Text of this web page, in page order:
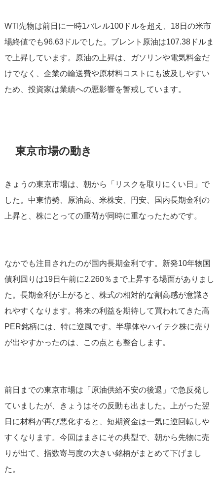
WTI先物は前日に一時1バレル100ドルを超え、18日の米市
場終値でも96.63ドルでした。ブレント原油は107.38ドルま
で上昇しています。原油の上昇は、ガソリンや電気料金だ
けでなく、企業の輸送費や原材料コストにも波及しやすい
ため、投資家は業績への悪影響を警戒しています。
東京市場の動き
きょうの東京市場は、朝から「リスクを取りにくい日」で
した。中東情勢、原油高、米株安、円安、国内長期金利の
上昇と、株にとっての重荷が同時に重なったためです。
なかでも注目されたのが国内長期金利です。新発10年物国
債利回りは19日午前に2.260％まで上昇する場面がありまし
た。長期金利が上がると、株式の相対的な割高感が意識さ
れやすくなります。将来の利益を期待して買われてきた高
PER銘柄には、特に逆風です。半導体やハイテク株に売り
が出やすかったのは、この点とも整合します。
前日までの東京市場は「原油供給不安の後退」で急反発し
ていましたが、きょうはその反動も出ました。上がった翌
日に材料が再び悪化すると、短期資金は一気に逆回転しや
すくなります。今回はまさにその典型で、朝から先物に売
りが出て、指数寄与度の大きい銘柄がまとめて下げまし
た。